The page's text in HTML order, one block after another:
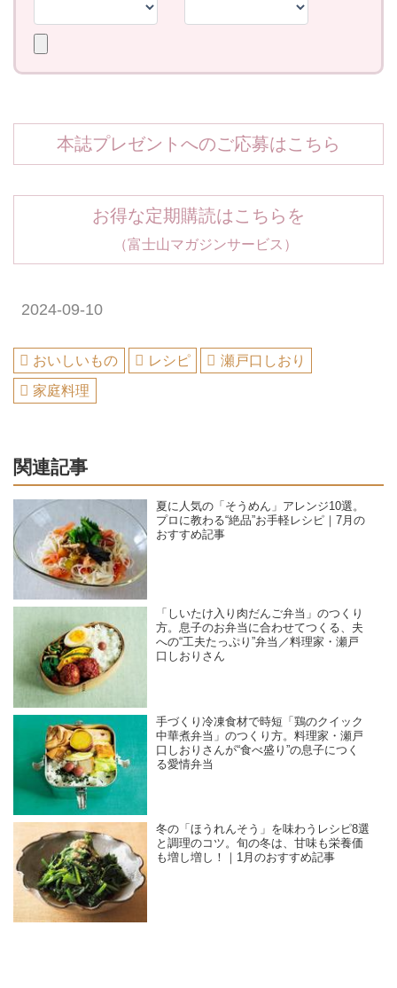
本誌プレゼントへのご応募はこちら
お得な定期購読はこちらを
（富士山マガジンサービス）
2024-09-10
おいしいもの レシピ
瀬戸口しおり
家庭料理
関連記事
夏に人気の「そうめん」アレンジ10選。
プロに教わる“絶品”お手軽レシピ｜7月の
おすすめ記事
「しいたけ入り肉だんご弁当」のつくり
方。息子のお弁当に合わせてつくる、夫
への“工夫たっぷり”弁当／料理家・瀬戸
口しおりさん
手づくり冷凍食材で時短「鶏のクイック
中華煮弁当」のつくり方。料理家・瀬戸
口しおりさんが“食べ盛り”の息子につく
る愛情弁当
冬の「ほうれんそう」を味わうレシピ8選
と調理のコツ。旬の冬は、甘味も栄養価
も増し増し！｜1月のおすすめ記事